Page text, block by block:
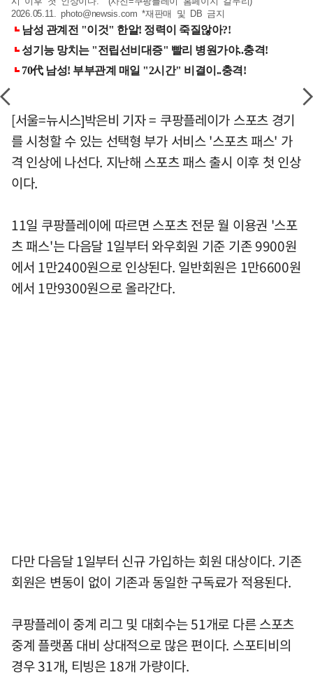
2026.05.11.photo@newsis.com *재판매 및 DB 금지
[서울=뉴시스]박은비 기자 = 쿠팡플레이가 스포츠 경기
를 시청할 수 있는 선택형 부가 서비스 '스포츠 패스' 가
격 인상에 나선다. 지난해 스포츠 패스 출시 이후 첫 인상
이다.
11일 쿠팡플레이에 따르면 스포츠 전문 월 이용권 '스포
츠 패스'는 다음달 1일부터 와우회원 기준 기존 9900원
에서 1만2400원으로 인상된다. 일반회원은 1만6600원
에서 1만9300원으로 올라간다.
다만 다음달 1일부터 신규 가입하는 회원 대상이다. 기존
회원은 변동이 없이 기존과 동일한 구독료가 적용된다.
쿠팡플레이 중계 리그 및 대회수는 51개로 다른 스포츠
중계 플랫폼 대비 상대적으로 많은 편이다. 스포티비의
경우 31개, 티빙은 18개 가량이다.